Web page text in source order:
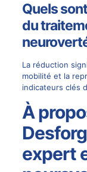
Quels
du
La réduction
mobilité et la
indicateurs clés
À
expert